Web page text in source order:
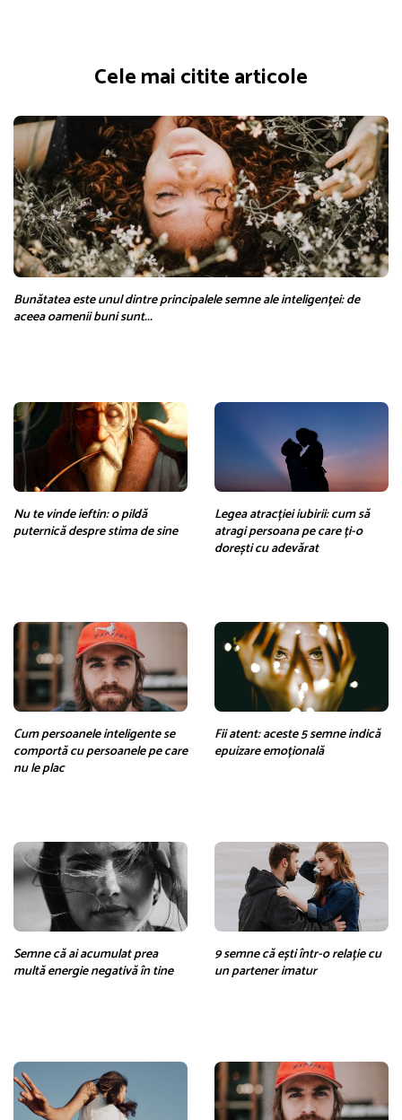
Cele mai citite articole
Bunătatea este unul dintre principalele semne ale inteligenței: de
aceea oamenii buni sunt...
Nu te vinde ieftin: o pildă
puternică despre stima de sine
Legea atracției iubirii: cum să
atragi persoana pe care ți-o
dorești cu adevărat
Cum persoanele inteligente se
comportă cu persoanele pe care
nu le plac
Fii atent: aceste 5 semne indică
epuizare emoțională
Semne că ai acumulat prea
multă energie negativă în tine
9 semne că ești într-o relație cu
un partener imatur